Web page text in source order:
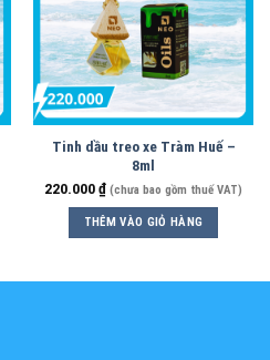
Tinh dầu treo xe Tràm Huế –
8ml
220.000₫ (chưa bao gồm thuế VAT)
THÊM VÀO GIỎ HÀNG